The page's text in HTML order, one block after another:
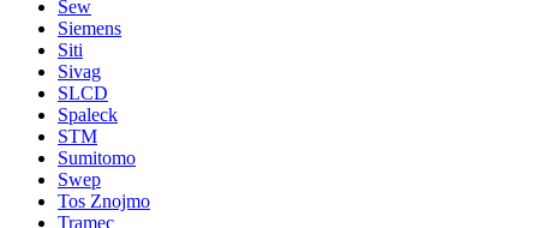
Sew
Siemens
Siti
Sivag
SLCD
Spaleck
STM
Sumitomo
Swep
Tos Znojmo
Tramec